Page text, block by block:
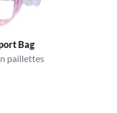
Bag
paillettes